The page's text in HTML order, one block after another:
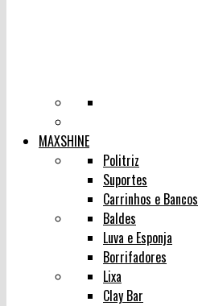
MAXSHINE
Politriz
Suportes
Carrinhos e Bancos
Baldes
Luva e Esponja
Borrifadores
Lixa
Clay Bar